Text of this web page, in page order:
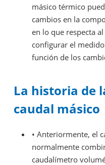
másico térmico
cambios en la
en lo que respecta
configurar el
función de los
La historia de
caudal másico
• Anteriormente, el
normalmente
caudalímetro